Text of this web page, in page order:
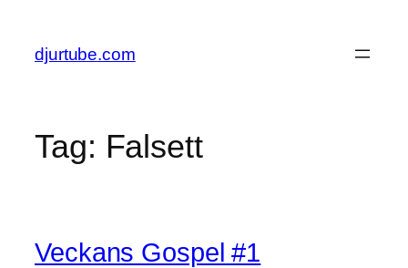
content
djurtube.com
Tag: Falsett
Veckans Gospel #1